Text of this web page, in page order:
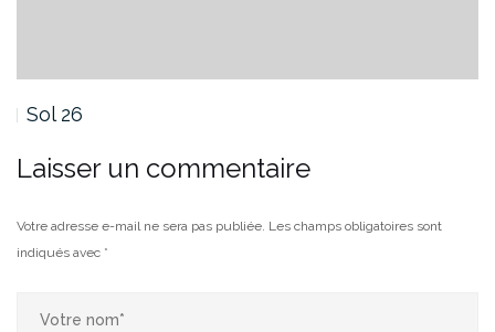
Sol 26
Laisser un commentaire
Votre adresse e-mail ne sera pas publiée. Les champs obligatoires sont
indiqués avec *